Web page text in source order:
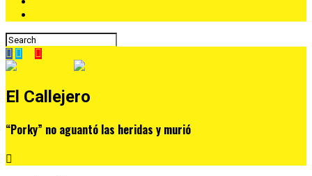
El Callejero
“Porky” no aguantó las heridas y murió